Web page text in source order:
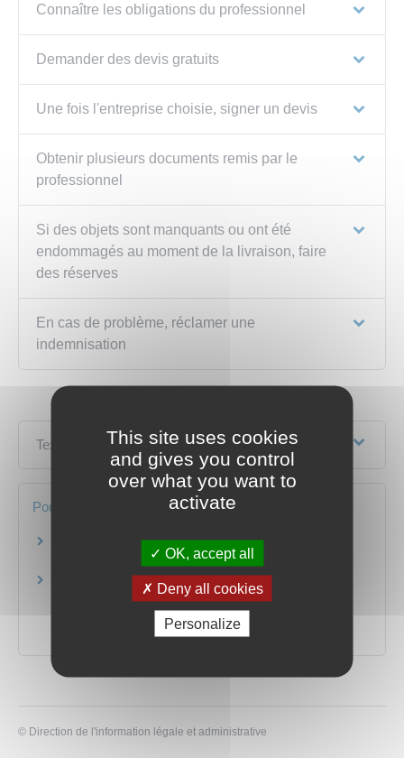
Connaître les obligations du professionnel
Demander des devis gratuits
Une fois l'entreprise choisie, signer un devis
Obtenir plusieurs documents remis par le
professionnel
Si des objets sont manquants ou ont été
endommagés au moment de la livraison, faire
des réserves
En cas de problème, réclamer une
indemnisation
Textes de référence
Pour en savoir plus
Faire appel à un déménageur professionnel
Institut national de la consommation (INC)
Déménageur professionnel : entreprises inscrites
au registre des transporteurs de marchandises
Ministère chargé des transports
© Direction de l'information légale et administrative
This site uses cookies
and gives you control
over what you want to
activate
OK, accept all
Deny all cookies
Personalize